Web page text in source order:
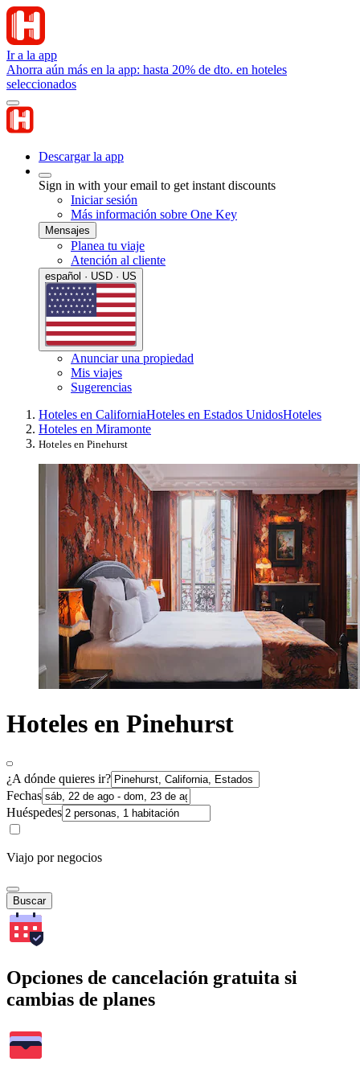
Ir a la app
Ahorra aún más en la app: hasta 20% de dto. en hoteles
seleccionados
Descargar la app
Sign in with your email to get instant discounts
Iniciar sesión
Más información sobre One Key
Mensajes
Planea tu viaje
Atención al cliente
español · USD · US
Anunciar una propiedad
Mis viajes
Sugerencias
Hoteles en CaliforniaHoteles en Estados UnidosHoteles
Hoteles en Miramonte
Hoteles en Pinehurst
Hoteles en Pinehurst
¿A dónde quieres ir?
Fechas
Huéspedes
Viajo por negocios
Buscar
Opciones de cancelación gratuita si
cambias de planes